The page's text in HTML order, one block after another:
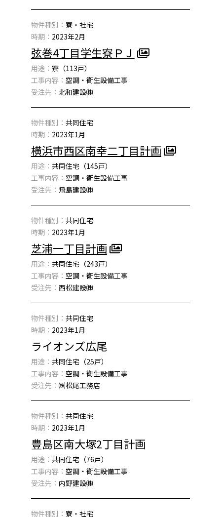
物件種別： 寮・社宅
時期： 2023年2月
弦巻4丁目学生寮ＰＪ
用途： 寮（113戸）
工事内容： 空調・衛生設備工事
受注先： 北和建設㈱
物件種別： 共同住宅
時期： 2023年1月
横浜市西区南幸二丁目計画
用途： 共同住宅（145戸）
工事内容： 空調・衛生設備工事
受注先： 飛島建設㈱
物件種別： 共同住宅
時期： 2023年1月
芝浦一丁目計画
用途： 共同住宅（243戸）
工事内容： 空調・衛生設備工事
受注先： 西松建設㈱
物件種別： 共同住宅
時期： 2023年1月
ライオンズ広尾
用途： 共同住宅（25戸）
工事内容： 空調・衛生設備工事
受注先： ㈱松尾工務店
物件種別： 共同住宅
時期： 2023年1月
豊島区南大塚2丁目計画
用途： 共同住宅（76戸）
工事内容： 空調・衛生設備工事
受注先： 内野建設㈱
物件種別： 寮・社宅